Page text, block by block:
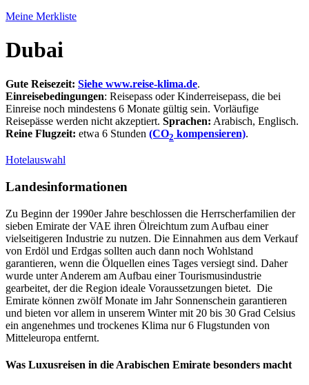
Meine Merkliste
Dubai
Gute Reisezeit: Siehe www.reise-klima.de.
Einreisebedingungen: Reisepass oder Kinderreisepass, die bei
Einreise noch mindestens 6 Monate gültig sein. Vorläufige
Reisepässe werden nicht akzeptiert. Sprachen: Arabisch, Englisch.
Reine Flugzeit: etwa 6 Stunden (CO2 kompensieren).
Hotelauswahl
Landesinformationen
Zu Beginn der 1990er Jahre beschlossen die Herrscherfamilien der
sieben Emirate der VAE ihren Ölreichtum zum Aufbau einer
vielseitigeren Industrie zu nutzen. Die Einnahmen aus dem Verkauf
von Erdöl und Erdgas sollten auch dann noch Wohlstand
garantieren, wenn die Ölquellen eines Tages versiegt sind. Daher
wurde unter Anderem am Aufbau einer Tourismusindustrie
gearbeitet, der die Region ideale Voraussetzungen bietet. Die
Emirate können zwölf Monate im Jahr Sonnenschein garantieren
und bieten vor allem in unserem Winter mit 20 bis 30 Grad Celsius
ein angenehmes und trockenes Klima nur 6 Flugstunden von
Mitteleuropa entfernt.
Was Luxusreisen in die Arabischen Emirate besonders macht